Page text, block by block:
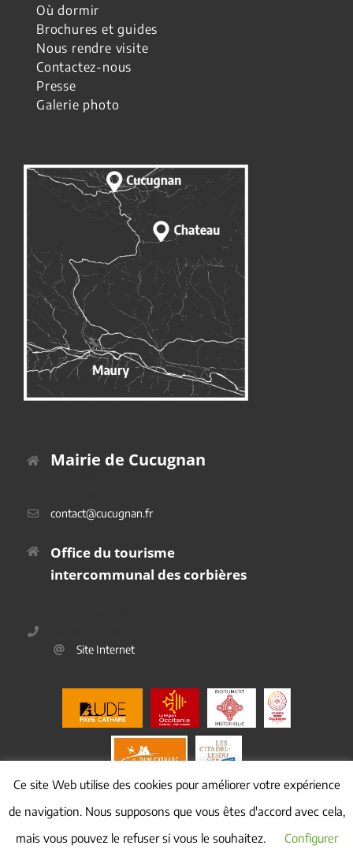
Où dormir
Brochures et guides
Nous rendre visite
Contactez-nous
Presse
Galerie photo
Mairie de Cucugnan
contact@cucugnan.fr
Office du tourisme
intercommunal des corbières
Site Internet
Ce site Web utilise des cookies pour améliorer votre expérience
de navigation. Nous supposons que vous êtes d'accord avec cela,
mais vous pouvez le refuser si vous le souhaitez.
Configurer